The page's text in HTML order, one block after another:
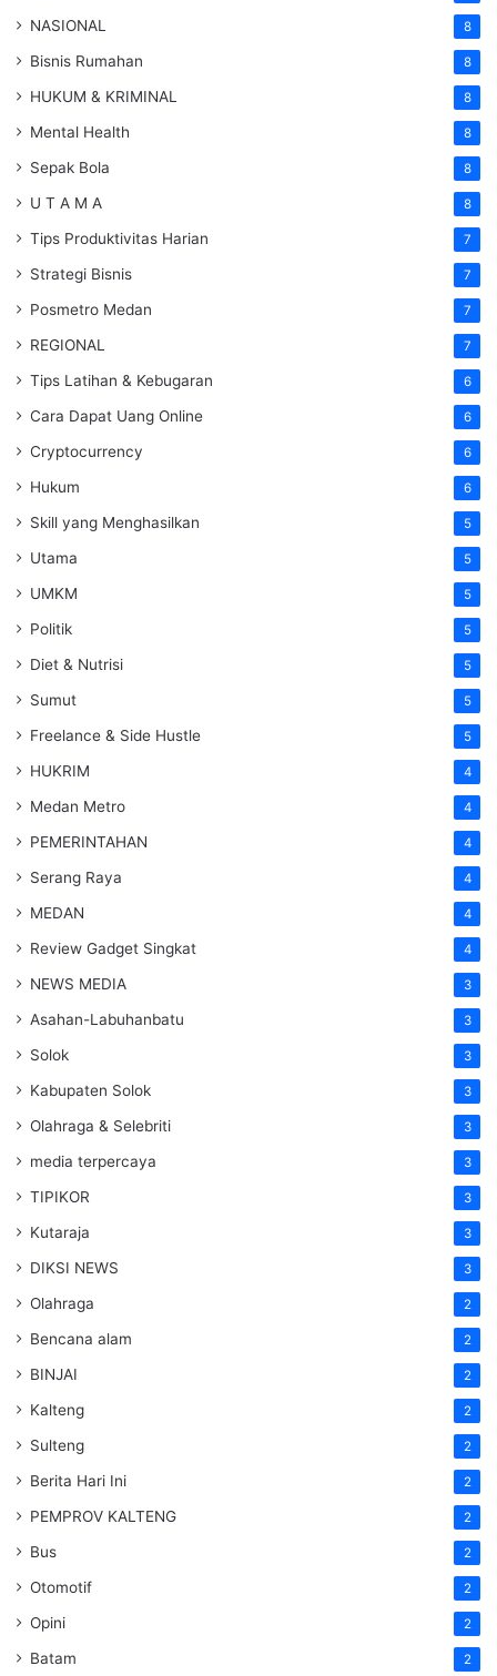
NASIONAL 8
Bisnis Rumahan 8
HUKUM & KRIMINAL 8
Mental Health 8
Sepak Bola 8
U T A M A 8
Tips Produktivitas Harian 7
Strategi Bisnis 7
Posmetro Medan 7
REGIONAL 7
Tips Latihan & Kebugaran 6
Cara Dapat Uang Online 6
Cryptocurrency 6
Hukum 6
Skill yang Menghasilkan 5
Utama 5
UMKM 5
Politik 5
Diet & Nutrisi 5
Sumut 5
Freelance & Side Hustle 5
HUKRIM 4
Medan Metro 4
PEMERINTAHAN 4
Serang Raya 4
MEDAN 4
Review Gadget Singkat 4
NEWS MEDIA 3
Asahan-Labuhanbatu 3
Solok 3
Kabupaten Solok 3
Olahraga & Selebriti 3
media terpercaya 3
TIPIKOR 3
Kutaraja 3
DIKSI NEWS 3
Olahraga 2
Bencana alam 2
BINJAI 2
Kalteng 2
Sulteng 2
Berita Hari Ini 2
PEMPROV KALTENG 2
Bus 2
Otomotif 2
Opini 2
Batam 2